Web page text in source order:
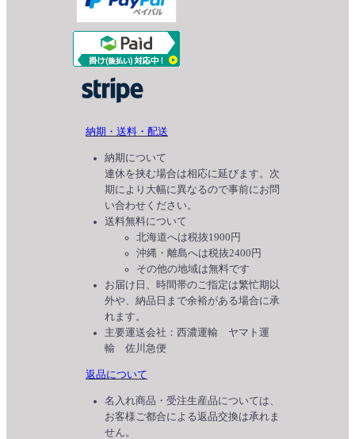
納期・送料・配送
納期について
連休を挟む場合は相応に延びます。次
期により大幅に異なるので事前にお問
い合わせください。
送料無料について
北海道へは税抜1900円
沖縄・離島へは税抜2400円
その他の地域は無料です
お届け日、時間帯のご指定は繁忙期以
外や、納品日まで余裕がある場合に承
れます。
主要運送会社：西濃運輸 ヤマト運
輸 佐川急便
返品について
名入れ商品・受注生産品については、
お客様ご都合による返品交換は承れま
せん。